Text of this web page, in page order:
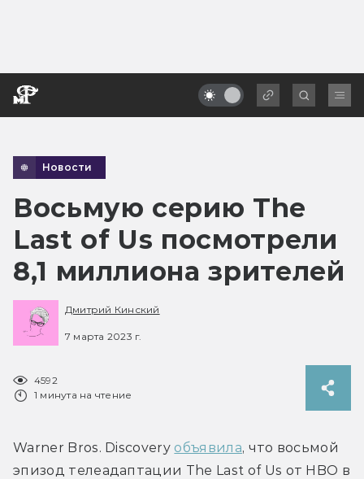
Новости
Восьмую серию The
Last of Us посмотрели
8,1 миллиона зрителей
Дмитрий Кинский
7 марта 2023 г.
4592
1 минута на чтение
Warner Bros. Discovery объявила, что восьмой
эпизод телеадаптации The Last of Us от HBO в